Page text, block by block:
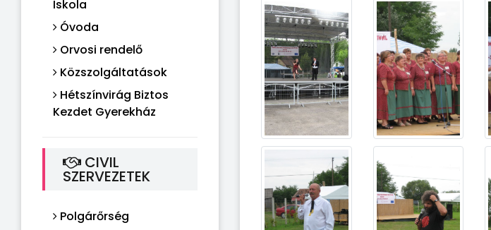
Iskola
Óvoda
Orvosi rendelő
Közszolgáltatások
Hétszínvirág Biztos
Kezdet Gyerekház
CIVIL
SZERVEZETEK
Polgárőrség